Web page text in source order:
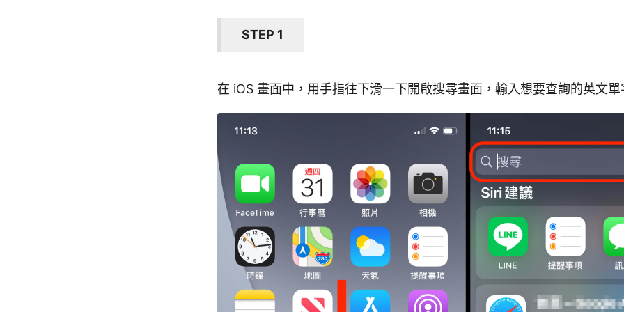
STEP 1
在 iOS 畫面中，用手指往下滑一下開啟搜尋畫面，輸入想要查詢的英文單